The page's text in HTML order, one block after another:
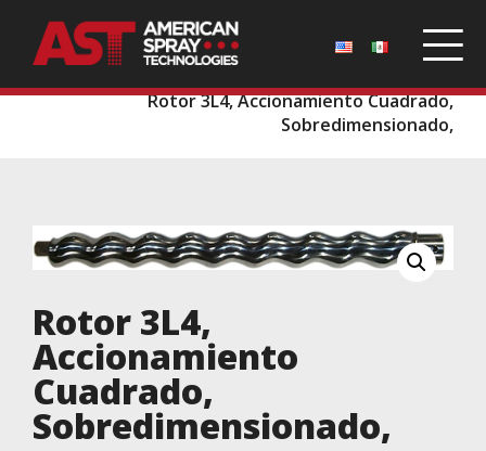
Rotor 3L4, Accionamiento Cuadrado,
Sobredimensionado,
Rotor 3L4,
Accionamiento
Cuadrado,
Sobredimensionado,